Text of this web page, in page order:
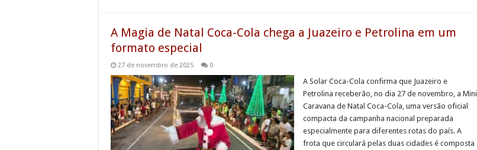
A Magia de Natal Coca-Cola chega a Juazeiro e Petrolina em um
formato especial
27 de novembro de 2025 0
A Solar Coca-Cola confirma que Juazeiro e
Petrolina receberão, no dia 27 de novembro, a Mini
Caravana de Natal Coca-Cola, uma versão oficial
compacta da campanha nacional preparada
especialmente para diferentes rotas do país. A
frota que circulará pelas duas cidades é composta